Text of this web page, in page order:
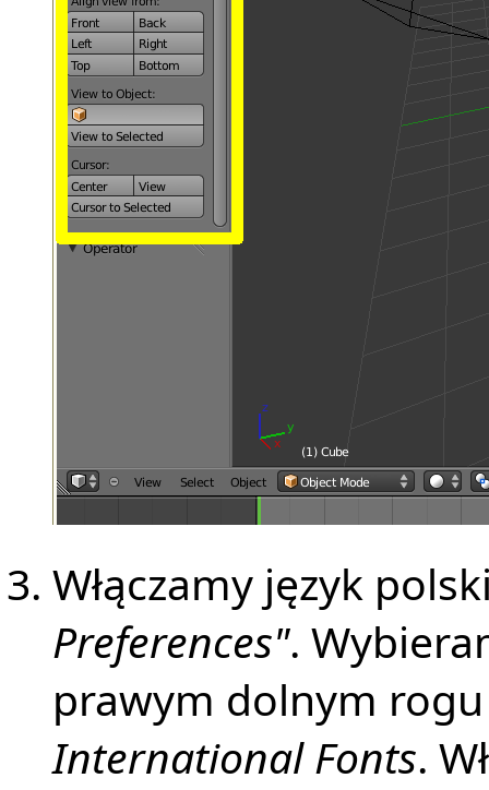
Włączamy język
Preferences".
prawym dolnym
International Fonts.